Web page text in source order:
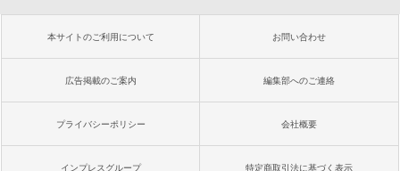
本サイトのご利用について お問い合わせ
広告掲載のご案内 編集部へのご連絡
プライバシーポリシー 会社概要
インプレスグループ 特定商取引法に基づく表示